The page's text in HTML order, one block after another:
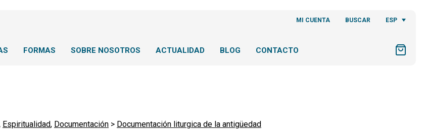
MI CUENTA BUSCAR ESP
FORMAS SOBRE NOSOTROS ACTUALIDAD BLOG CONTACTO
Espiritualidad, Documentación > Documentación liturgica de la antigüedad